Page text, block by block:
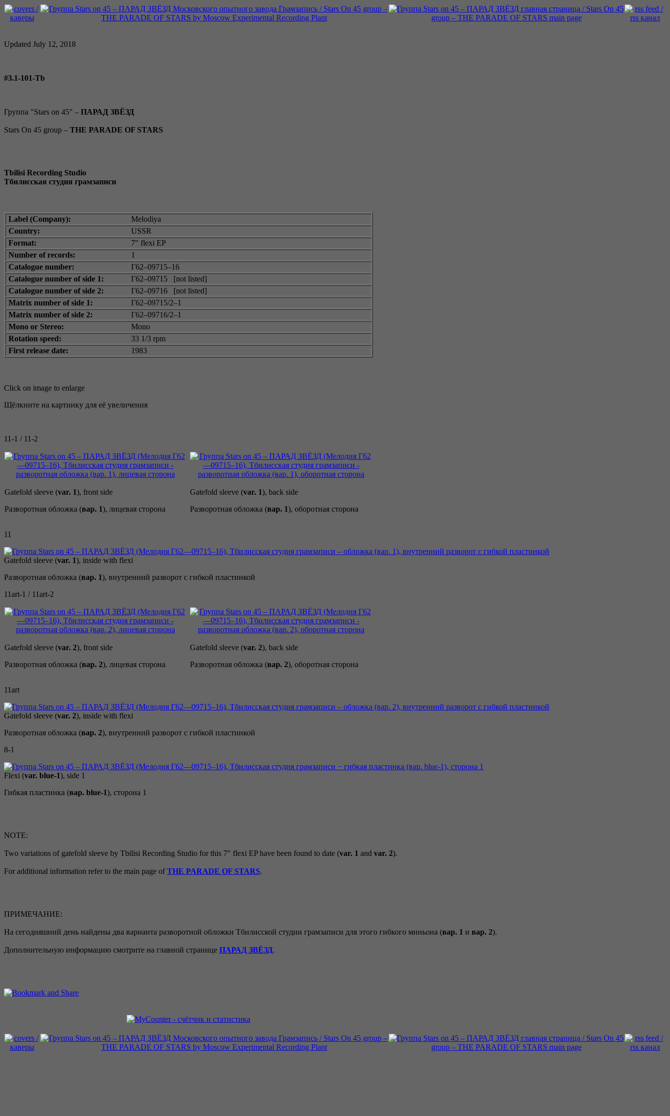
Updated July 12, 2018
#3.1-101-Tb
Группа "Stars on 45" – ПАРАД ЗВЁЗД
Stars On 45 group – THE PARADE OF STARS
Tbilisi Recording Studio
Тбилисская студия грамзаписи
Label (Company):
Melodiya
Country:
USSR
Format:
7" flexi EP
Number of records:
1
Catalogue number:
Г62–09715–16
Catalogue number of side 1:
Г62–09715 [not listed]
Catalogue number of side 2:
Г62–09716 [not listed]
Matrix number of side 1:
Г62–09715/2–1
Matrix number of side 2:
Г62–09716/2–1
Mono or Stereo:
Mono
Rotation speed:
33 1/3 rpm
First release date:
1983
Click on image to enlarge
Щёлкните на картинку для её увеличения
11-1 / 11-2
Gatefold sleeve (var. 1), front side
Разворотная обложка (вар. 1), лицевая сторона
Gatefold sleeve (var. 1), back side
Разворотная обложка (вар. 1), оборотная сторона
11
Gatefold sleeve (var. 1), inside with flexi
Разворотная обложка (вар. 1), внутренний разворот с гибкой пластинкой
11art-1 / 11art-2
Gatefold sleeve (var. 2), front side
Разворотная обложка (вар. 2), лицевая сторона
Gatefold sleeve (var. 2), back side
Разворотная обложка (вар. 2), оборотная сторона
11art
Gatefold sleeve (var. 2), inside with flexi
Разворотная обложка (вар. 2), внутренний разворот с гибкой пластинкой
8-1
Flexi (var. blue-1), side 1
Гибкая пластинка (вар. blue-1), сторона 1
NOTE:
Two variations of gatefold sleeve by Tbilisi Recording Studio for this 7" flexi EP have been found to date (var. 1 and var. 2).
For additional information refer to the main page ofTHE PARADE OF STARS.
ПРИМЕЧАНИЕ:
На сегодняшний день найдены два варианта разворотной обложки Тбилисской студии грамзаписи для этого гибкого миньона (вар. 1 и вар. 2).
Дополнительную информацию смотрите на главной странице ПАРАД ЗВЁЗД.